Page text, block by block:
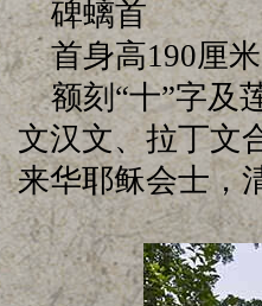
碑螭首
首身高190厘
额刻“十”字及
文汉文、拉丁文
来华耶稣会士，